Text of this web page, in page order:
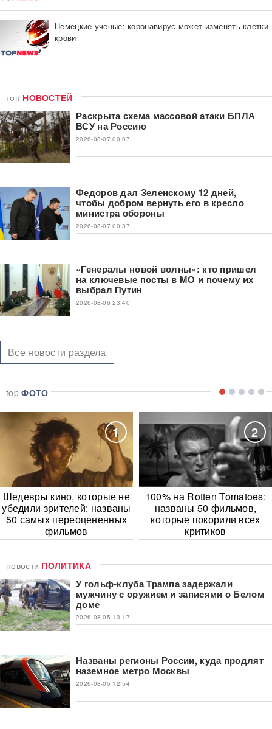
Немецкие ученые: коронавирус может изменять клетки
крови
топ НОВОСТЕЙ
Раскрыта схема массовой атаки БПЛА
ВСУ на Россию
2026-08-07 00:07
Федоров дал Зеленскому 12 дней,
чтобы добром вернуть его в кресло
министра обороны
2026-08-07 00:37
«Генералы новой волны»: кто пришел
на ключевые посты в МО и почему их
выбрал Путин
2026-08-06 23:40
Все новости раздела
topФОТО
1
Шедевры кино, которые не
убедили зрителей: названы
50 самых переоцененных
фильмов
2
100% на Rotten Tomatoes:
названы 50 фильмов,
которые покорили всех
критиков
новости ПОЛИТИКА
У гольф-клуба Трампа задержали
мужчину с оружием и записями о Белом
доме
2026-08-05 13:17
Названы регионы России, куда продлят
наземное метро Москвы
2026-08-05 12:54